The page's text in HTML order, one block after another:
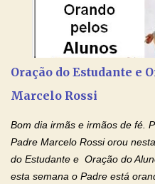
Devoção e Fé Clique para
Rossi Site Padre Marcelo
Tocai, Cura! E Restaura!
agora que as águas do meu
gerações, através de todas as
genealógica. Que o Sangue de
Oração do Estudante e
Marcelo Rossi
Bom dia irmãs e irmãos de fé.
Padre Marcelo Rossi orou
do Estudante e Oração do
esta semana o Padre está